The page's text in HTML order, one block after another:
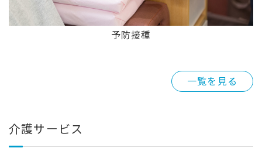
予防接種
一覧を見る
介護サービス